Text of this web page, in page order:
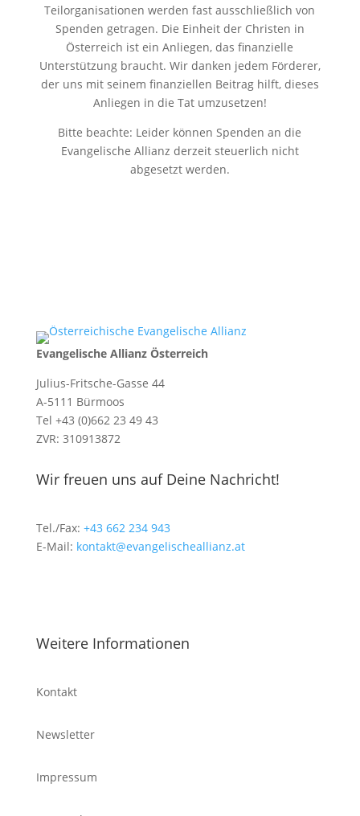
Teilorganisationen werden fast ausschließlich von
Spenden getragen. Die Einheit der Christen in
Österreich ist ein Anliegen, das finanzielle
Unterstützung braucht. Wir danken jedem Förderer,
der uns mit seinem finanziellen Beitrag hilft, dieses
Anliegen in die Tat umzusetzen!
Bitte beachte: Leider können Spenden an die
Evangelische Allianz derzeit steuerlich nicht
abgesetzt werden.
Evangelische Allianz Österreich
Julius-Fritsche-Gasse 44
A-5111 Bürmoos
Tel +43 (0)662 23 49 43
ZVR: 310913872
Wir freuen uns auf Deine Nachricht!
Tel./Fax: +43 662 234 943
E-Mail: kontakt@evangelischeallianz.at
Weitere Informationen
Kontakt
Newsletter
Impressum